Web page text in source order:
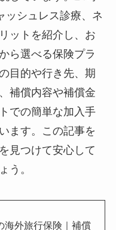
ッシュレス診療、ネ
ットを紹介し、お
ら選べる保険プラ
目的や行き先、期
補償内容や補償金
での簡単な加入手
ます。この記事を
見つけて安心して
う。
海外旅行保険｜補償